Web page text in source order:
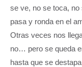
se ve, no se toca,
pasa y ronda en el
Otras veces nos
no… pero se queda
hasta que se